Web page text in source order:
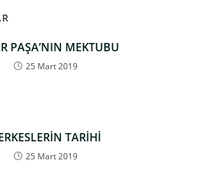
PAŞA’NIN MEKTUBU
25 Mart 2019
TARİHİ
25 Mart 2019